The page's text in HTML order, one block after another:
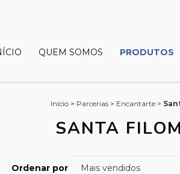
QUEM SOMOS PRODUTOS
Início > Parcerias > Encantarte >
SANTA
Ordenar por